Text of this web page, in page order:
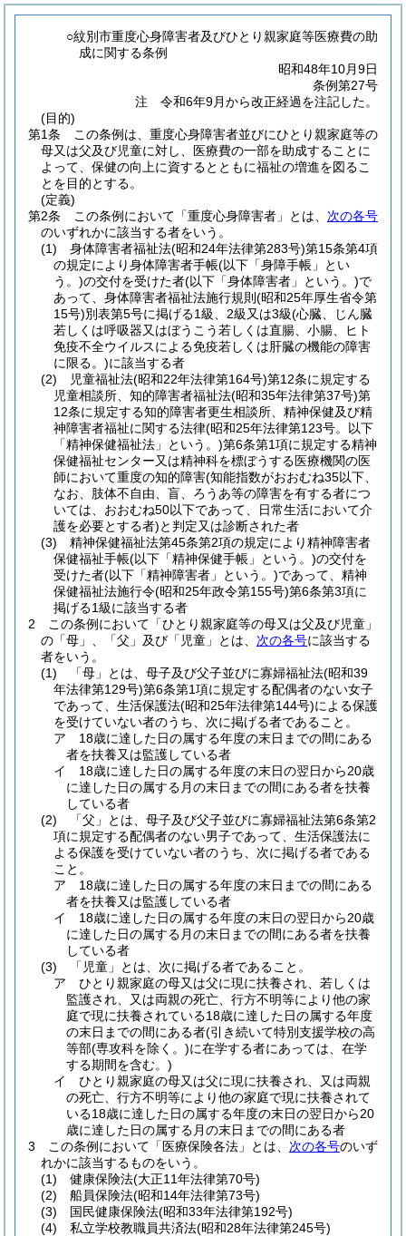
○紋別市重度心身障害者及びひとり親家庭等医療費の助
成に関する条例
昭和48年10月9日
条例第27号
注 令和6年9月から改正経過を注記した。
(目的)
第1条
この条例は、重度心身障害者並びにひとり親家庭等の
母又は父及び児童に対し、医療費の一部を助成することに
よって、保健の向上に資するとともに福祉の増進を図るこ
とを目的とする。
(定義)
第2条
この条例において「重度心身障害者」とは、 次の各号
のいずれかに該当する者をいう。
(1)
身体障害者福祉法(昭和24年法律第283号)第15条第4項
の規定により身体障害者手帳(以下「身障手帳」とい
う。)の交付を受けた者(以下「身体障害者」という。)で
あって、身体障害者福祉法施行規則 (昭和25年厚生省令第
15号)別表第5号に掲げる1級、2級又は3級(心臓、じん臓
若しくは呼吸器又はぼうこう若しくは直腸、小腸、ヒト
免疫不全ウイルスによる免疫若しくは肝臓の機能の障害
に限る。)に該当する者
(2)
児童福祉法(昭和22年法律第164号)第12条に規定する
児童相談所、知的障害者福祉法(昭和35年法律第37号)第
12条に規定する知的障害者更生相談所、精神保健及び精
神障害者福祉に関する法律(昭和25年法律第123号。以下
「精神保健福祉法」という。)第6条第1項に規定する精神
保健福祉センター又は精神科を標ぼうする医療機関の医
師において重度の知的障害(知能指数がおおむね35以下、
なお、肢体不自由、盲、ろうあ等の障害を有する者につ
いては、おおむね50以下であって、日常生活において介
護を必要とする者)と判定又は診断された者
(3)
精神保健福祉法第45条第2項の規定により精神障害者
保健福祉手帳(以下「精神保健手帳」という。)の交付を
受けた者(以下「精神障害者」という。)であって、精神
保健福祉法施行令(昭和25年政令第155号)第6条第3項に
掲げる1級に該当する者
2
この条例において「ひとり親家庭等の母又は父及び児童」
の「母」、「父」及び「児童」とは、 次の各号に該当する
者をいう。
(1)
「母」とは、母子及び父子並びに寡婦福祉法(昭和39
年法律第129号)第6条第1項に規定する配偶者のない女子
であって、生活保護法(昭和25年法律第144号)による保護
を受けていない者のうち、次に掲げる者であること。
ア
18歳に達した日の属する年度の末日までの間にある
者を扶養又は監護している者
イ
18歳に達した日の属する年度の末日の翌日から20歳
に達した日の属する月の末日までの間にある者を扶養
している者
(2)
「父」とは、母子及び父子並びに寡婦福祉法第6条第2
項に規定する配偶者のない男子であって、生活保護法に
よる保護を受けていない者のうち、次に掲げる者である
こと。
ア
18歳に達した日の属する年度の末日までの間にある
者を扶養又は監護している者
イ
18歳に達した日の属する年度の末日の翌日から20歳
に達した日の属する月の末日までの間にある者を扶養
している者
(3)
「児童」とは、次に掲げる者であること。
ア
ひとり親家庭の母又は父に現に扶養され、若しくは
監護され、又は両親の死亡、行方不明等により他の家
庭で現に扶養されている18歳に達した日の属する年度
の末日までの間にある者(引き続いて特別支援学校の高
等部(専攻科を除く。)に在学する者にあっては、在学
する期間を含む。)
イ
ひとり親家庭の母又は父に現に扶養され、又は両親
の死亡、行方不明等により他の家庭で現に扶養されて
いる18歳に達した日の属する年度の末日の翌日から20
歳に達した日の属する月の末日までの間にある者
3
この条例において「医療保険各法」とは、 次の各号のいず
れかに該当するものをいう。
(1)
健康保険法(大正11年法律第70号)
(2)
船員保険法(昭和14年法律第73号)
(3)
国民健康保険法(昭和33年法律第192号)
(4)
私立学校教職員共済法(昭和28年法律第245号)